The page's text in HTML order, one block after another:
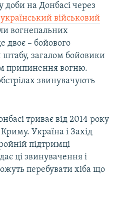
доби на Донбасі через
військовий
вогнепальних
двоє – бойового
загалом бойовики
припинення вогню.
звинувачують
триває від 2014 року
Криму. Україна і Захід
підтримці
ці звинувачення і
перебувати хіба що